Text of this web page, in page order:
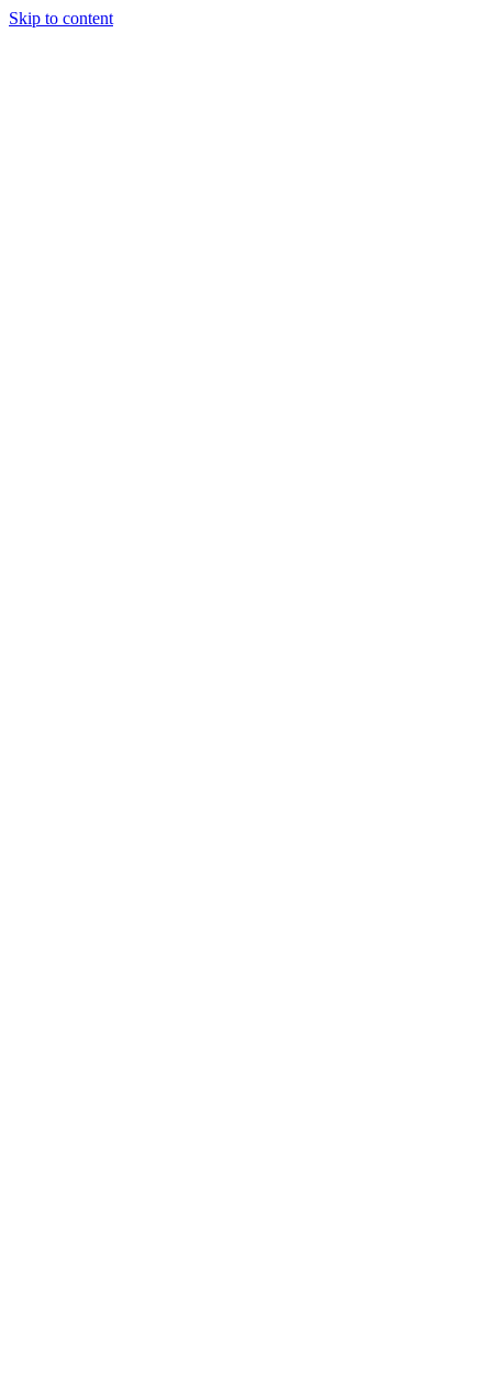
Skip to content